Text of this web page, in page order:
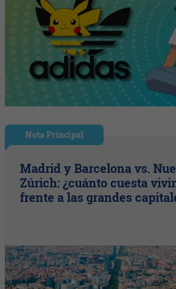
Nota Principal
Madrid y Barcelona vs.
Zúrich: ¿cuánto cuesta
frente a las grandes